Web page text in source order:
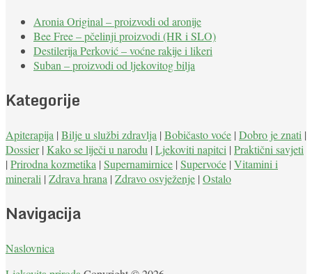
Aronia Original – proizvodi od aronije
Bee Free – pčelinji proizvodi (HR i SLO)
Destilerija Perković – voćne rakije i likeri
Suban – proizvodi od ljekovitog bilja
Kategorije
Apiterapija | Bilje u službi zdravlja | Bobičasto voće | Dobro je znati |
Dossier| Kako se liječi u narodu | Ljekoviti napitci | Praktični savjeti
| Prirodna kozmetika | Supernamirnice | Supervoće | Vitamini i
minerali | Zdrava hrana | Zdravo osvježenje | Ostalo
Navigacija
Naslovnica